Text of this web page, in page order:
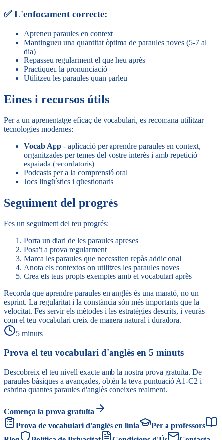
✅ L'enfocament correcte:
Apreneu paraules en context
Mantingueu una quantitat òptima de paraules noves (5-7 al
dia)
Repasseu regularment el que heu après
Practiqueu la pronunciació
Utilitzeu les paraules quan parleu
Eines i recursos útils
Per a un aprenentatge eficaç de vocabulari, es recomana utilitzar
tecnologies modernes:
Vocab App - aplicació per aprendre paraules en context,
organitzades per temes del vostre interès i amb repetició
espaiada (recordatoris)
Podcasts per a la comprensió oral
Jocs lingüístics i qüestionaris
Seguiment del progrés
Fes un seguiment del teu progrés:
Porta un diari de les paraules apreses
Posa't a prova regularment
Marca les paraules que necessiten repàs addicional
Anota els contextos on utilitzes les paraules noves
Crea els teus propis exemples amb el vocabulari après
Recorda que aprendre paraules en anglès és una marató, no un
esprint. La regularitat i la constància són més importants que la
velocitat. Fes servir els mètodes i les estratègies descrits, i veuràs
com el teu vocabulari creix de manera natural i duradora.
5 minuts
Prova el teu vocabulari d'anglès en 5 minuts
Descobreix el teu nivell exacte amb la nostra prova gratuïta. De
paraules bàsiques a avançades, obtén la teva puntuació A1-C2 i
esbrina quantes paraules d'anglès coneixes realment.
Comença la prova gratuïta
Prova de vocabulari d'anglès en línia
Per a professors